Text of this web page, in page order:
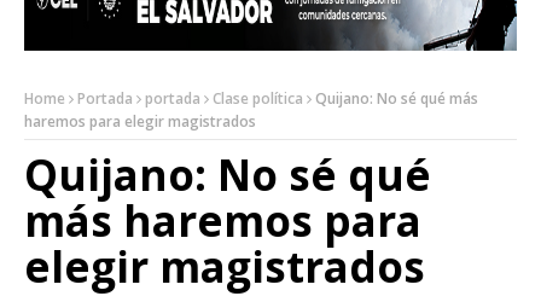
Home Portada portada Clase política
Quijano: No sé qué más
haremos para elegir magistrados
Quijano: No sé qué
más haremos para
elegir magistrados